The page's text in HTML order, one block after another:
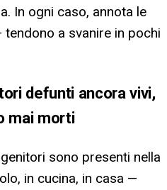
In ogni caso, annota le
a svanire in pochi
defunti ancora vivi,
mai morti
sono presenti nella
in cucina, in casa —